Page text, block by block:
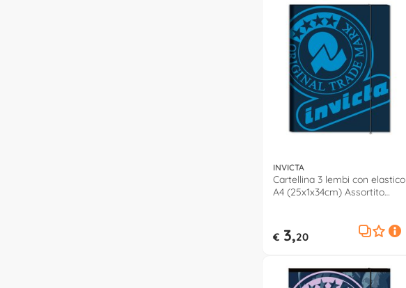
INVICTA
Cartellina 3 lembi con elastico
A4 (25x1x34cm) Assortito
€3,20